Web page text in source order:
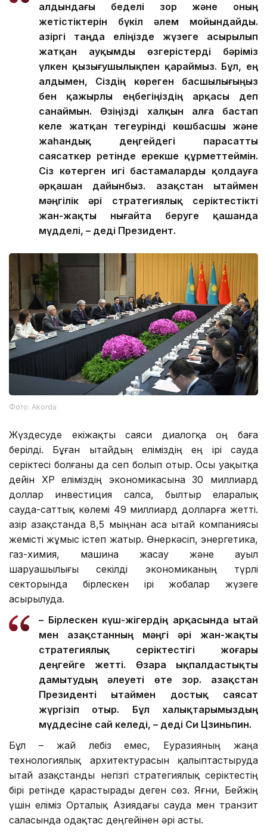
алдындағы беделі зор және оның
жетістіктерін бүкіл әлем мойындайды.
Қазіргі таңда еліңізде жүзеге асырылып
жатқан ауқымды өзгерістерді бәріміз
үлкен қызығушылықпен қараймыз. Бұл, ең
алдымен, Сіздің көреген басшылығыңыз
бен қажырлы еңбегіңіздің арқасы деп
санаймын. Өзіңізді халқын алға бастап
келе жатқан тегеурінді көшбасшы және
жаһандық деңгейдегі парасатты
саясаткер ретінде ерекше құрметтеймін.
Сіз көтерген игі бастамаларды қолдауға
әрқашан дайынбыз. Қазақстан Қытаймен
мәңгілік әрі стратегиялық серіктестікті
жан-жақты нығайта беруге қашанда
мүдделі, – деді Президент.
Фото: Аkorda
Жүздесуде екіжақты саяси диалогқа оң баға
берілді. Бұған Қытайдың еліміздің ең ірі сауда
серіктесі болғаны да сеп болып отыр. Осы уақытқа
дейін ҚХР еліміздің экономикасына 30 миллиард
доллар инвестиция салса, былтыр еларалық
сауда-саттық көлемі 49 миллиард долларға жетті.
Қазір Қазақстанда 8,5 мыңнан аса Қытай компаниясы
жемісті жұмыс істеп жатыр. Өнеркәсіп, энергетика,
газ-химия, машина жасау және ауыл
шаруашылығы секілді экономиканың түрлі
секторында бірлескен ірі жобалар жүзеге
асырылуда.
– Бірлескен күш-жігердің арқасында Қытай
мен Қазақстанның мәңгі әрі жан-жақты
стратегиялық серіктестігі жоғары
деңгейге жетті. Өзара ықпалдастықты
дамытудың әлеуеті өте зор. Қазақстан
Президенті Қытаймен достық саясат
жүргізіп отыр. Бұл халықтарымыздың
мүддесіне сай келеді, – деді Си Цзиньпин.
Бұл – жай лебіз емес, Еуразияның жаңа
технологиялық архитектурасын қалыптастыруда
Қытай Қазақстанды негізгі стратегиялық серіктестің
бірі ретінде қарастырады деген сөз. Яғни, Бейжің
үшін еліміз Орталық Азиядағы сауда мен транзит
саласында одақтас деңгейінен әрі асты.